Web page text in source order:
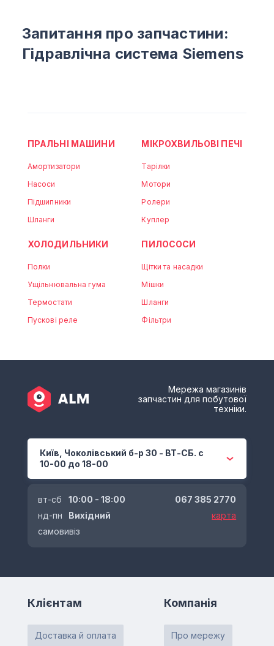
Запитання про запчастини:
Гідравлічна система Siemens
ПРАЛЬНІ МАШИНИ
Амортизатори
Насоси
Підшипники
Шланги
МІКРОХВИЛЬОВІ ПЕЧІ
Тарілки
Мотори
Ролери
Куплер
ХОЛОДИЛЬНИКИ
Полки
Ущільнювальна гума
Термостати
Пускові реле
ПИЛОСОСИ
Щітки та насадки
Мішки
Шланги
Фільтри
Мережа магазинів
запчастин для побутової
техніки.
Київ, Чоколівський б-р 30 - ВТ-СБ. с
10-00 до 18-00
вт-сб
10:00 - 18:00
нд-пн
Вихідний
самовивіз
067 385 2770
карта
Клієнтам
Доставка й оплата
Компанія
Про мережу